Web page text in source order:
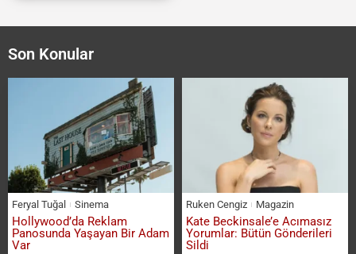
Son Konular
Feryal Tuğal Sinema
Hollywood’da Reklam
Panosunda Yaşayan Bir Adam
Var
Ruken Cengiz Magazin
Kate Beckinsale’e Acımasız
Yorumlar: Bütün Gönderileri
Sildi